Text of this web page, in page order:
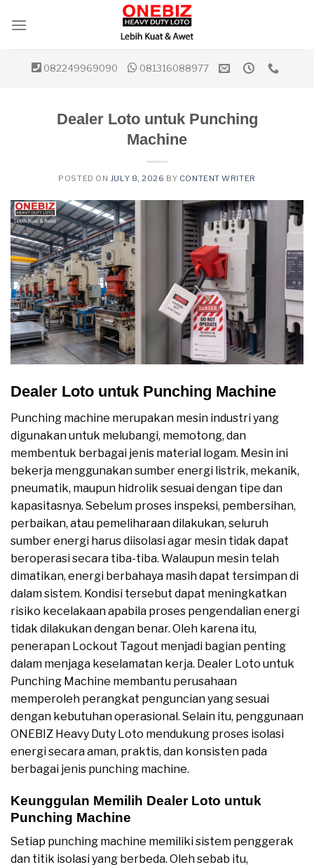
082249969090 081316088977
Dealer Loto untuk Punching
Machine
POSTED ON JULY 8, 2026 BY CONTENT WRITER
Dealer Loto untuk Punching Machine
Punching machine merupakan mesin industri yang
digunakan untuk melubangi, memotong, dan
membentuk berbagai jenis material logam. Mesin ini
bekerja menggunakan sumber energi listrik, mekanik,
pneumatik, maupun hidrolik sesuai dengan tipe dan
kapasitasnya. Sebelum proses inspeksi, pembersihan,
perbaikan, atau pemeliharaan dilakukan, seluruh
sumber energi harus diisolasi agar mesin tidak dapat
beroperasi secara tiba-tiba. Walaupun mesin telah
dimatikan, energi berbahaya masih dapat tersimpan di
dalam sistem. Kondisi tersebut dapat meningkatkan
risiko kecelakaan apabila proses pengendalian energi
tidak dilakukan dengan benar. Oleh karena itu,
penerapan Lockout Tagout menjadi bagian penting
dalam menjaga keselamatan kerja. Dealer Loto untuk
Punching Machine membantu perusahaan
memperoleh perangkat penguncian yang sesuai
dengan kebutuhan operasional. Selain itu, penggunaan
ONEBIZ Heavy Duty Loto mendukung proses isolasi
energi secara aman, praktis, dan konsisten pada
berbagai jenis punching machine.
Keunggulan Memilih Dealer Loto untuk
Punching Machine
Setiap punching machine memiliki sistem penggerak
dan titik isolasi yang berbeda. Oleh sebab itu,